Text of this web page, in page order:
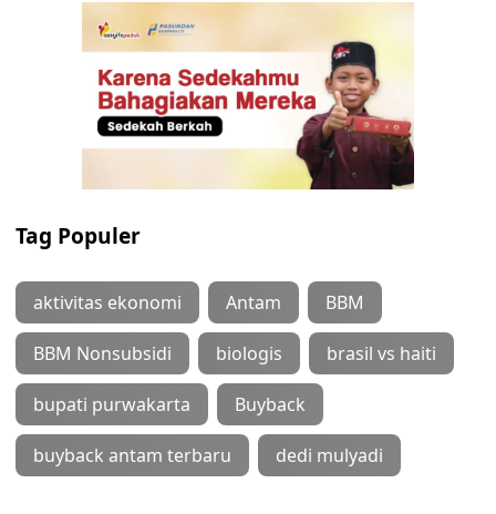
Tag Populer
aktivitas ekonomi Antam BBM
BBM Nonsubsidi biologis brasil vs haiti
bupati purwakarta Buyback
buyback antam terbaru dedi mulyadi